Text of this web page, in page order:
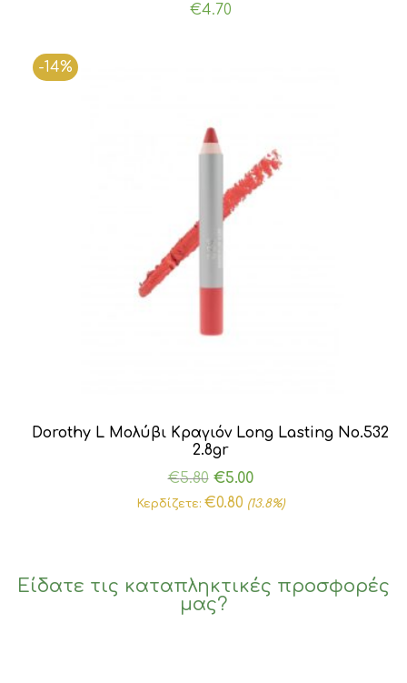
€4.70
-14%
Dorothy L Μολύβι Κραγιόν Long Lasting Νο.532
2.8gr
€5.80 Original
price
€5.00Η
τρέχουσα
Κερδίζετε: €0.80 (13.8%)
Είδατε τις καταπληκτικές προσφορές
μας?